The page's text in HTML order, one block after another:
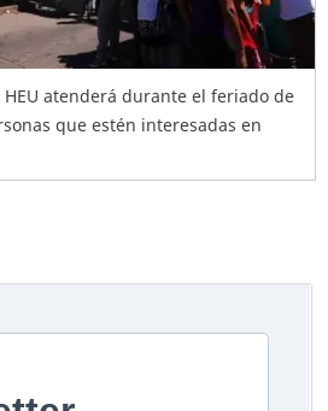
HEU atenderá durante el feriado de
que estén interesadas en